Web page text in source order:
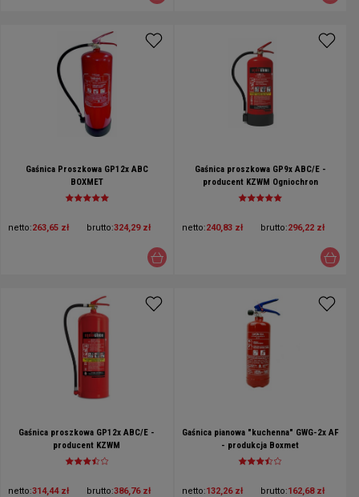
Gaśnica Proszkowa GP12x ABC
BOXMET
netto:263,65 zł brutto:324,29 zł
Gaśnica proszkowa GP9x ABC/E -
producent KZWM Ogniochron
netto:240,83 zł brutto:296,22 zł
Gaśnica proszkowa GP12x ABC/E -
producent KZWM
netto:314,44 zł brutto:386,76 zł
Gaśnica pianowa "kuchenna" GWG-2x AF
- produkcja Boxmet
netto:132,26 zł brutto:162,68 zł